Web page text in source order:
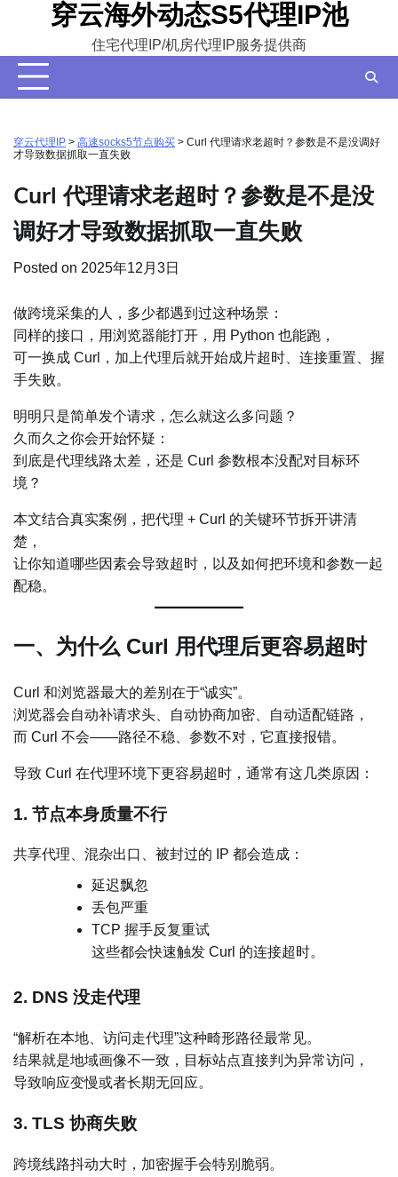
content
穿云海外动态S5代理IP池
住宅代理IP/机房代理IP服务提供商
穿云代理IP > 高速socks5节点购买 > Curl 代理请求老超时？参数是不是没调好
才导致数据抓取一直失败
Curl 代理请求老超时？参数是不是没
调好才导致数据抓取一直失败
Posted on 2025年12月3日
做跨境采集的人，多少都遇到过这种场景：
同样的接口，用浏览器能打开，用 Python 也能跑，
可一换成 Curl，加上代理后就开始成片超时、连接重置、握
手失败。
明明只是简单发个请求，怎么就这么多问题？
久而久之你会开始怀疑：
到底是代理线路太差，还是 Curl 参数根本没配对目标环
境？
本文结合真实案例，把代理 + Curl 的关键环节拆开讲清
楚，
让你知道哪些因素会导致超时，以及如何把环境和参数一起
配稳。
一、为什么 Curl 用代理后更容易超时
Curl 和浏览器最大的差别在于“诚实”。
浏览器会自动补请求头、自动协商加密、自动适配链路，
而 Curl 不会——路径不稳、参数不对，它直接报错。
导致 Curl 在代理环境下更容易超时，通常有这几类原因：
1. 节点本身质量不行
共享代理、混杂出口、被封过的 IP 都会造成：
延迟飘忽
丢包严重
TCP 握手反复重试
这些都会快速触发 Curl 的连接超时。
2. DNS 没走代理
“解析在本地、访问走代理”这种畸形路径最常见。
结果就是地域画像不一致，目标站点直接判为异常访问，
导致响应变慢或者长期无回应。
3. TLS 协商失败
跨境线路抖动大时，加密握手会特别脆弱。